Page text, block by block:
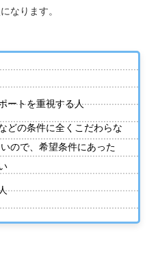
なります。
ートを重視する人
どの条件に全くこだわらな
ので、希望条件にあった